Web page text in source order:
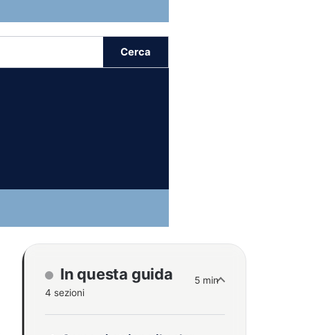
Cerca
In questa guida
4 sezioni
5 min